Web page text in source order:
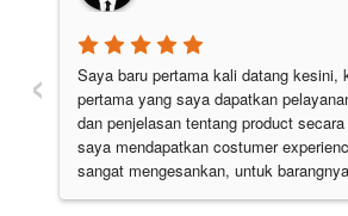
Saya baru pertama kali datang kesini,
pertama yang saya dapatkan
dan penjelasan tentang product
saya mendapatkan costumer
sangat mengesankan, untuk
semua. Pokoknya the best deh
‹